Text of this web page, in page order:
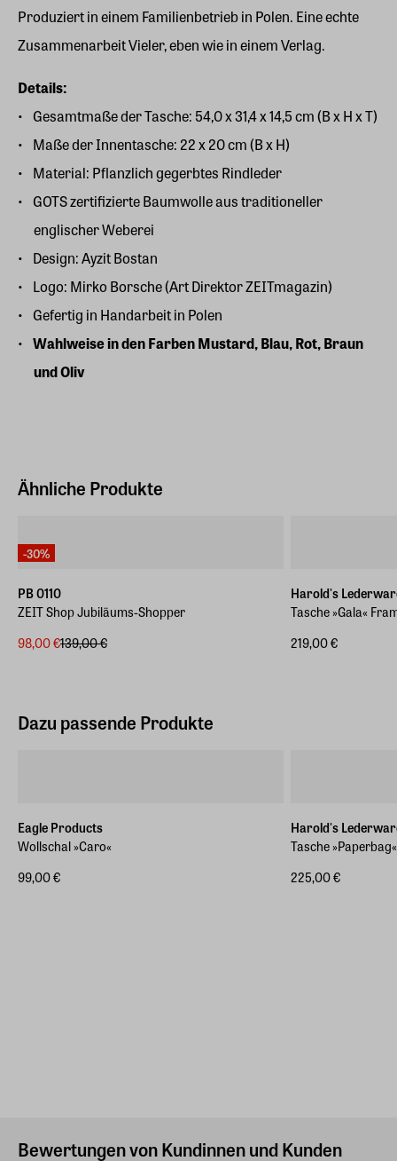
Produziert in einem Familienbetrieb in Polen. Eine echte
Zusammenarbeit Vieler, eben wie in einem Verlag.
Details:
Gesamtmaße der Tasche: 54,0 x 31,4 x 14,5 cm (B x H x T)
Maße der Innentasche: 22 x 20 cm (B x H)
Material: Pflanzlich gegerbtes Rindleder
GOTS zertifizierte Baumwolle aus traditioneller
englischer Weberei
Design: Ayzit Bostan
Logo: Mirko Borsche (Art Direktor ZEITmagazin)
Gefertig in Handarbeit in Polen
Wahlweise in den Farben Mustard, Blau, Rot, Braun
und Oliv
Ähnliche Produkte
-30%
PB 0110
ZEIT Shop Jubiläums-Shopper
98,00 €139,00 €
Harold's
Tasche »Gala«
219,00 €
Dazu passende Produkte
Eagle Products
Wollschal »Caro«
99,00 €
Harold's
Tasche »Paperbag«
225,00 €
Bewertungen von Kundinnen und Kunden